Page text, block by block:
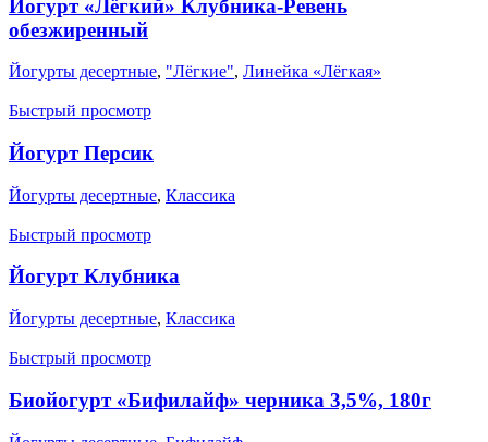
Йогурт «Лёгкий» Клубника-Ревень
обезжиренный
Йогурты десертные, "Лёгкие", Линейка «Лёгкая»
Быстрый просмотр
Йогурт Персик
Йогурты десертные, Классика
Быстрый просмотр
Йогурт Клубника
Йогурты десертные, Классика
Быстрый просмотр
Биойогурт «Бифилайф» черника 3,5%, 180г